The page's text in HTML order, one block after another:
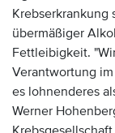
Krebserkrankung
übermäßiger
Fettleibigkeit.
Verantwortung
es lohnenderes
Werner